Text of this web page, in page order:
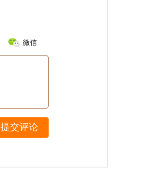
微信
提交评论